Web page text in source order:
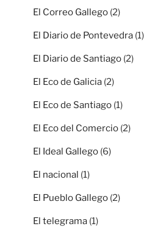
El Correo Gallego (2)
El Diario de Pontevedra (1)
El Diario de Santiago (2)
El Eco de Galicia (2)
El Eco de Santiago (1)
El Eco del Comercio (2)
El Ideal Gallego (6)
El nacional (1)
El Pueblo Gallego (2)
El telegrama (1)